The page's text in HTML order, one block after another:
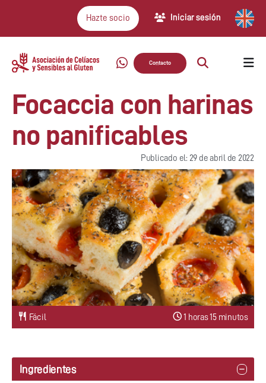
Hazte socio Iniciar sesión
Contacto
Focaccia con harinas
no panificables
Publicado el: 29 de abril de 2022
Fácil 1 horas 15 minutos
Ingredientes